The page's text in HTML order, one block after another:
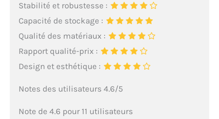
Stabilité et robustesse :
Capacité de stockage :
Qualité des matériaux :
Rapport qualité-prix :
Design et esthétique :
Notes des utilisateurs 4.6/5
Note de 4.6 pour 11 utilisateurs